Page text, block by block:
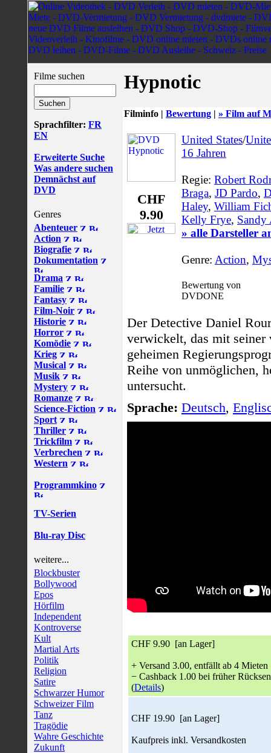
Filme suchen
Sprachfilter: FR
EN
Erweiterte Suche
Was andere suchen
Demnächst auf
DVD
Genres
Abenteuer
Action
Biografie
Dokumentation
Drama
Familie
Fantasy
Film-Noir
Historie
Horror
Komödie
Krieg
Musical
Musik
Mystery
Romanze
Science-Fiction
Sport
Thriller
Trickfilm
Verbrechen
Western
Programmkino
TV-Serien
Blu-ray Disc
weitere...
Blockbuster
Bollywood
Epos
Hörfilm
Independent
Kontroverse
Kult
Martial Arts
Politik
Religion
Satire
Schwarzer Humor
Schweizer Film
Tanz
Tragödie
Wahre Geschichte
Zukunft
Hypnotic
Filminfo | Bewertung | » Film auf
CHF
9.90
United States/
16 Jahren
Regie: Robert
Braga, JD Pardo,
Haley, William
Kelly Frye, Sandy
» alle Darsteller
Genre: Action,
Bewertung von
DVDONE
Der Detective Daniel
verwickelt, das mit seiner
geheimen
Reihe von unmöglichen,
untersucht.
Sprache: Deutsch,
CHF 9.90 [an Lager]
+ Versand 3.00, entfällt ab 4 Mieten
− Cashback 1.00 bei früher
(Details)
CHF 19.90 [an Lager]
Kaufpreis inkl. Versandkosten